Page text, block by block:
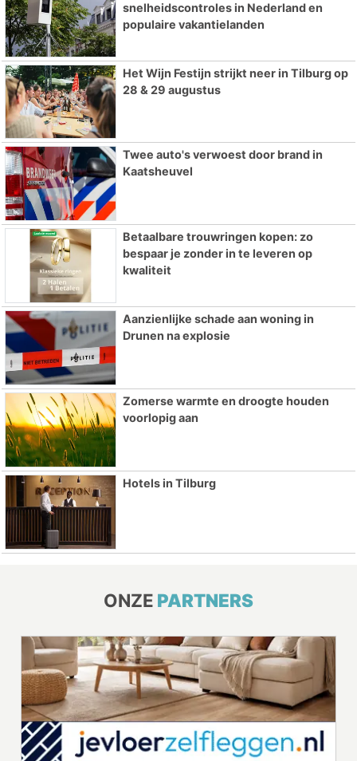
snelheidscontroles in Nederland en
populaire vakantielanden
Het Wijn Festijn strijkt neer in Tilburg op
28 & 29 augustus
Twee auto's verwoest door brand in
Kaatsheuvel
Betaalbare trouwringen kopen: zo
bespaar je zonder in te leveren op
kwaliteit
Aanzienlijke schade aan woning in
Drunen na explosie
Zomerse warmte en droogte houden
voorlopig aan
Hotels in Tilburg
ONZE PARTNERS